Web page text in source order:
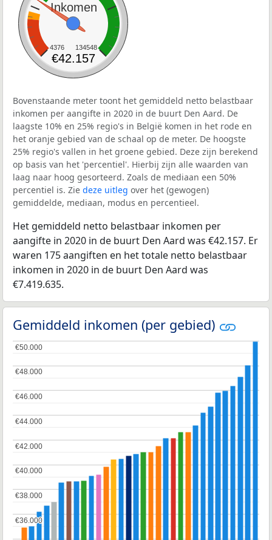
Inkomen
4376 134548
€42.157
Bovenstaande meter toont het gemiddeld netto belastbaar
inkomen per aangifte in 2020 in de buurt Den Aard. De
laagste 10% en 25% regio's in België komen in het rode en
het oranje gebied van de schaal op de meter. De hoogste
25% regio's vallen in het groene gebied. Deze zijn berekend
op basis van het 'percentiel'. Hierbij zijn alle waarden van
laag naar hoog gesorteerd. Zoals de mediaan een 50%
percentiel is. Zie deze uitleg over het (gewogen)
gemiddelde, mediaan, modus en percentieel.
Het gemiddeld netto belastbaar inkomen per
aangifte in 2020 in de buurt Den Aard was €42.157. Er
waren 175 aangiften en het totale netto belastbaar
inkomen in 2020 in de buurt Den Aard was
€7.419.635.
Gemiddeld inkomen (per gebied)
€36.000
€36.000
€38.000
€38.000
€40.000
€40.000
€42.000
€42.000
€44.000
€44.000
€46.000
€46.000
€48.000
€48.000
€50.000
€50.000